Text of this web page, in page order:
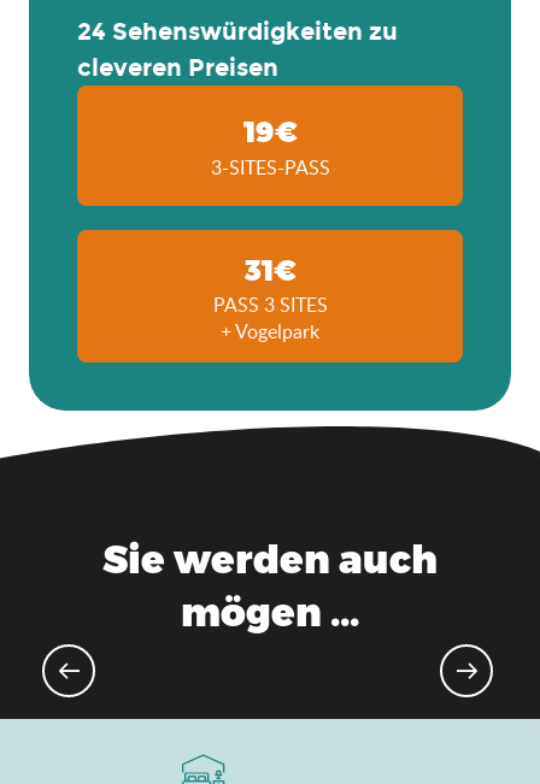
24 Sehenswürdigkeiten zu
cleveren Preisen
19€
3-SITES-PASS
31€
PASS 3 SITES
+ Vogelpark
Sie werden auch
mögen ...